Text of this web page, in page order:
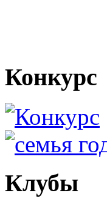
Конкурс
Клубы